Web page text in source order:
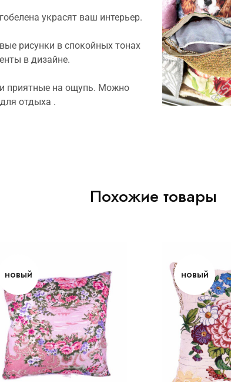
украсят ваш интерьер.
рисунки в спокойных тонах
в дизайне.
приятные на ощупь. Можно
отдыха .
Похожие товары
новый новый